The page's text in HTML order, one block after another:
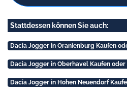
Stattdessen können Sie auch:
Dacia Jogger in Oranienburg Kaufen
Dacia Jogger in Oberhavel Kaufen oder
Dacia Jogger in Hohen Neuendorf